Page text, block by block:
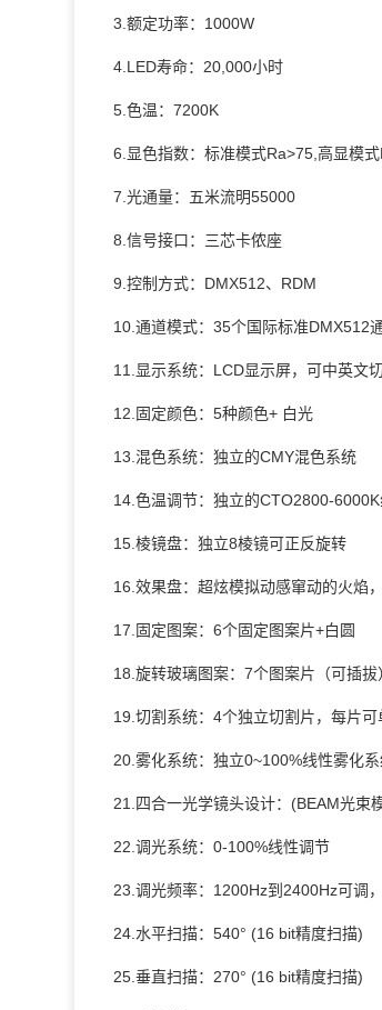
3.额定功率：1000W
4.LED寿命：20,000小时
5.色温：7200K
6.显色指数：标准模式Ra>75,高显模
7.光通量：五米流明55000
8.信号接口：三芯卡侬座
9.控制方式：DMX512、RDM
10.通道模式：35个国际标准DMX512
11.显示系统：LCD显示屏，可中英文
12.固定颜色：5种颜色+ 白光
13.混色系统：独立的CMY混色系统
14.色温调节：独立的CTO2800-
15.棱镜盘：独立8棱镜可正反旋转
16.效果盘：超炫模拟动感窜动的火焰
17.固定图案：6个固定图案片+白圆
18.旋转玻璃图案：7个图案片（可插拔
19.切割系统：4个独立切割片，每片
20.雾化系统：独立0~100%线性雾化
21.四合一光学镜头设计：(BEAM光束
22.调光系统：0-100%线性调节
23.调光频率：1200Hz到2400Hz可调
24.水平扫描：540° (16 bit精度扫描)
25.垂直扫描：270° (16 bit精度扫描)